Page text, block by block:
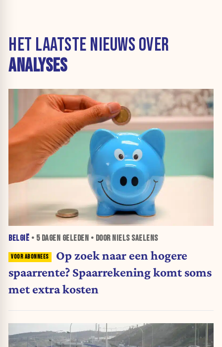
HET LAATSTE NIEUWS OVER
ANALYSES
BELGIË • 5 DAGEN GELEDEN • DOOR NIELS SAELENS
Op zoek naar een hogere
spaarrente? Spaarrekening komt soms
met extra kosten